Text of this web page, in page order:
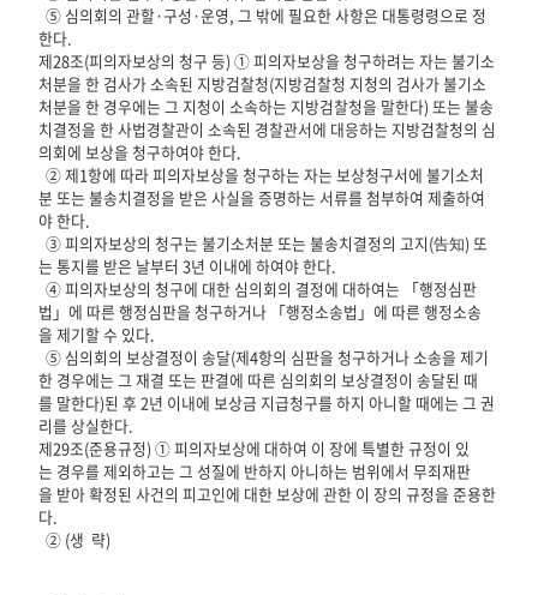
⑤ 심의회의 관할·구성·운영, 그 밖에 필요한 사항은 대통령령으로 정
한다.
제28조(피의자보상의 청구 등) ① 피의자보상을 청구하려는 자는 불기소
처분을 한 검사가 소속된 지방검찰청(지방검찰청 지청의 검사가 불기소
처분을 한 경우에는 그 지청이 소속하는 지방검찰청을 말한다) 또는 불송
치결정을 한 사법경찰관이 소속된 경찰관서에 대응하는 지방검찰청의 심
의회에 보상을 청구하여야 한다.
② 제1항에 따라 피의자보상을 청구하는 자는 보상청구서에 불기소처
분 또는 불송치결정을 받은 사실을 증명하는 서류를 첨부하여 제출하여
야 한다.
③ 피의자보상의 청구는 불기소처분 또는 불송치결정의 고지(告知) 또
는 통지를 받은 날부터 3년 이내에 하여야 한다.
④ 피의자보상의 청구에 대한 심의회의 결정에 대하여는 「행정심판
법」에 따른 행정심판을 청구하거나 「행정소송법」에 따른 행정소송
을 제기할 수 있다.
⑤ 심의회의 보상결정이 송달(제4항의 심판을 청구하거나 소송을 제기
한 경우에는 그 재결 또는 판결에 따른 심의회의 보상결정이 송달된 때
를 말한다)된 후 2년 이내에 보상금 지급청구를 하지 아니할 때에는 그 권
리를 상실한다.
제29조(준용규정) ① 피의자보상에 대하여 이 장에 특별한 규정이 있
는 경우를 제외하고는 그 성질에 반하지 아니하는 범위에서 무죄재판
을 받아 확정된 사건의 피고인에 대한 보상에 관한 이 장의 규정을 준용한
다.
② (생 략)